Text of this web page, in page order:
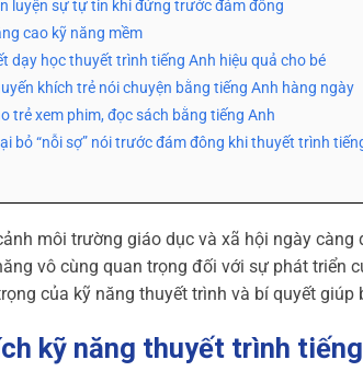
luyện sự tự tin khi đứng trước đám đông
cao kỹ năng mềm
dạy học thuyết trình tiếng Anh hiệu quả cho bé
khích trẻ nói chuyện bằng tiếng Anh hàng ngày
trẻ xem phim, đọc sách bằng tiếng Anh
bỏ “nỗi sợ” nói trước đám đông khi thuyết trình
môi trường giáo dục và xã hội ngày
vô cùng quan trọng đối với sự phát triển
của kỹ năng thuyết trình và bí quyết
kỹ năng thuyết trình